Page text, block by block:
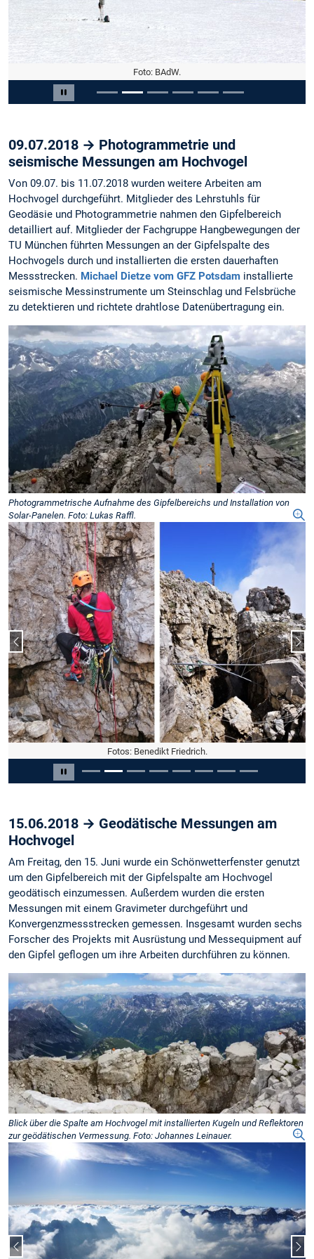
Carousel pausieren
Foto: BAdW.
Slide 2 von 6
09.07.2018 → Photogrammetrie und
seismische Messungen am Hochvogel
Von 09.07. bis 11.07.2018 wurden weitere Arbeiten am
Hochvogel durchgeführt. Mitglieder des Lehrstuhls für
Geodäsie und Photogrammetrie nahmen den Gipfelbereich
detailliert auf. Mitglieder der Fachgruppe Hangbewegungen der
TU München führten Messungen an der Gipfelspalte des
Hochvogels durch und installierten die ersten dauerhaften
Messstrecken. Michael Dietze vom GFZ Potsdam installierte
seismische Messinstrumente um Steinschlag und Felsbrüche
zu detektieren und richtete drahtlose Datenübertragung ein.
Photogrammetrische Aufnahme des Gipfelbereichs und Installation von
Solar-Panelen. Foto: Lukas Raffl.
Carousel pausieren
Fotos: Benedikt Friedrich.
Vorheriger Slide
Slide 2 von 8
15.06.2018 → Geodätische Messungen am
Hochvogel
Am Freitag, den 15. Juni wurde ein Schönwetterfenster genutzt
um den Gipfelbereich mit der Gipfelspalte am Hochvogel
geodätisch einzumessen. Außerdem wurden die ersten
Messungen mit einem Gravimeter durchgeführt und
Konvergenzmessstrecken gemessen. Insgesamt wurden sechs
Forscher des Projekts mit Ausrüstung und Messequipment auf
den Gipfel geflogen um ihre Arbeiten durchführen zu können.
Blick über die Spalte am Hochvogel mit installierten Kugeln und Reflektoren
zur geödätischen Vermessung. Foto: Johannes Leinauer.
Vorheriger Slide